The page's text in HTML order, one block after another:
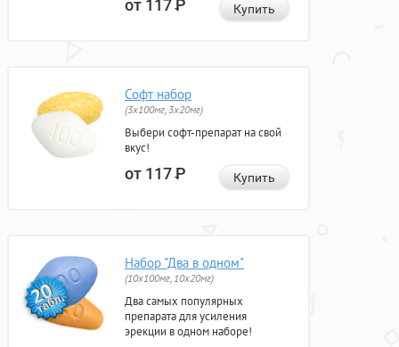
от 117Р Купить
Софт набор
(3x100мг, 3x20мг)
Выбери софт-препарат на свой
вкус!
от 117Р Купить
Набор "Два в одном"
(10x100мг, 10x20мг)
Два самых популярных
препарата для усиления
эрекции в одном наборе!